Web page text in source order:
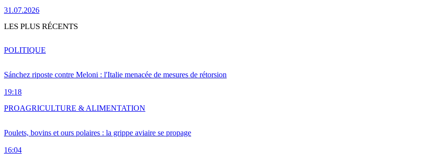
31.07.2026
LES PLUS RÉCENTS
Sánchez riposte contre Meloni : l'Italie menacée de mesures de rétorsion
19:18
POLITIQUE
Poulets, bovins et ours polaires : la grippe aviaire se propage
16:04
PROAGRICULTURE & ALIMENTATION